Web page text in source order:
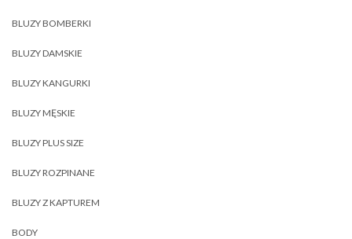
BLUZY BOMBERKI
BLUZY DAMSKIE
BLUZY KANGURKI
BLUZY MĘSKIE
BLUZY PLUS SIZE
BLUZY ROZPINANE
BLUZY Z KAPTUREM
BODY